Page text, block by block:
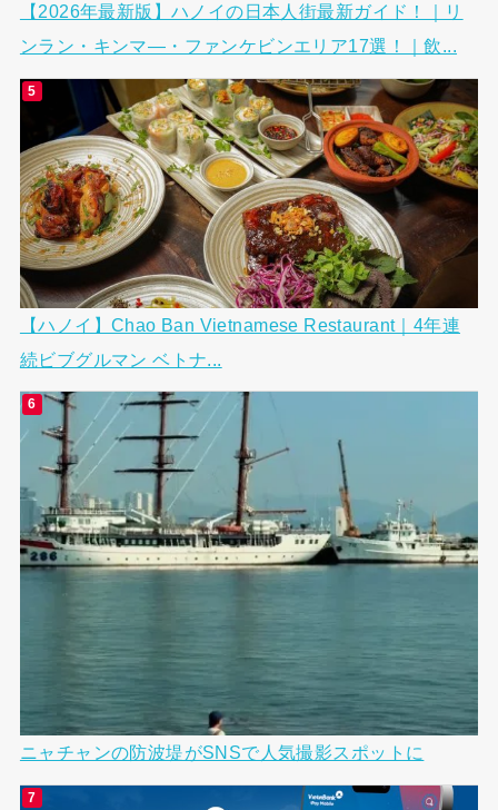
【2026年最新版】ハノイの日本人街最新ガイド！｜リ
ンラン・キンマ―・ファンケビンエリア17選！｜飲...
【ハノイ】Chao Ban Vietnamese Restaurant｜4年連
続ビブグルマン ベトナ...
ニャチャンの防波堤がSNSで人気撮影スポットに